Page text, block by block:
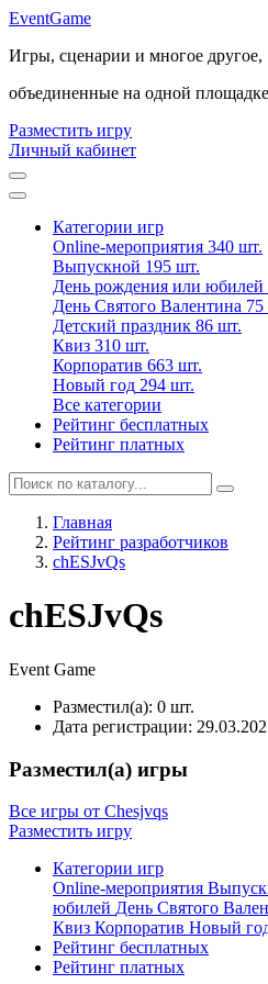
EventGame
Игры, сценарии и многое другое,
объединенные на одной площадке
Разместить игру
Личный кабинет
Категории игр
Online-мероприятия 340 шт.
Выпускной 195 шт.
День рождения или юбилей
День Святого Валентина 75
Детский праздник 86 шт.
Квиз 310 шт.
Корпоратив 663 шт.
Новый год 294 шт.
Все категории
Рейтинг бесплатных
Рейтинг платных
Главная
Рейтинг разработчиков
chESJvQs
chESJvQs
Event Game
Разместил(а): 0 шт.
Дата регистрации:
Разместил(а) игры
Все игры от Chesjvqs
Разместить игру
Категории игр
Online-мероприятия
юбилей День Святого
Квиз Корпоратив Новый
Рейтинг бесплатных
Рейтинг платных